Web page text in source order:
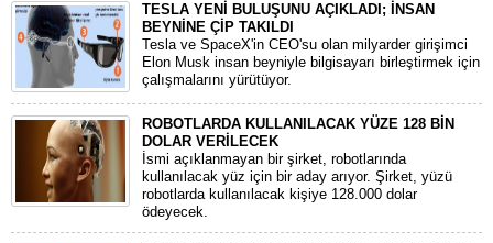
TESLA YENİ BULUŞUNU AÇIKLADI; İNSAN
BEYNİNE ÇİP TAKILDI
Tesla ve SpaceX'in CEO'su olan milyarder girişimci
Elon Musk insan beyniyle bilgisayarı birleştirmek için
çalışmalarını yürütüyor.
ROBOTLARDA KULLANILACAK YÜZE 128 BİN
DOLAR VERİLECEK
İsmi açıklanmayan bir şirket, robotlarında
kullanılacak yüz için bir aday arıyor. Şirket, yüzü
robotlarda kullanılacak kişiye 128.000 dolar
ödeyecek.